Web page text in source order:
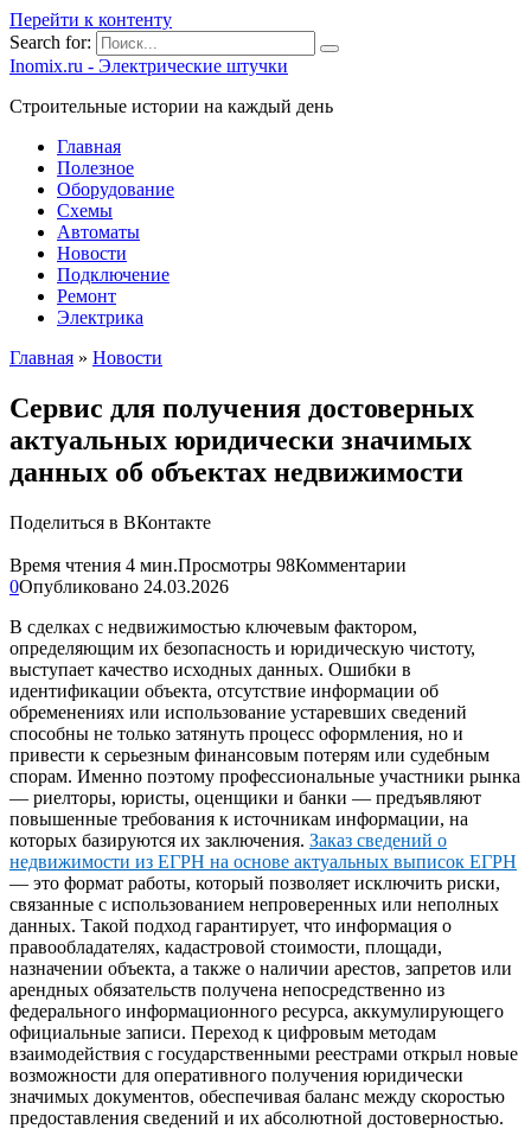
Перейти к контенту
Search for:
Inomix.ru - Электрические штучки
Cтроительные истории на каждый день
Главная
Полезное
Оборудование
Схемы
Автоматы
Новости
Подключение
Ремонт
Электрика
Главная » Новости
Сервис для получения достоверных
актуальных юридически значимых
данных об объектах недвижимости
Поделиться в ВКонтакте
Время чтения 4 мин.Просмотры 98Комментарии
0Опубликовано 24.03.2026
В сделках с недвижимостью ключевым фактором,
определяющим их безопасность и юридическую чистоту,
выступает качество исходных данных. Ошибки в
идентификации объекта, отсутствие информации об
обременениях или использование устаревших сведений
способны не только затянуть процесс оформления, но и
привести к серьезным финансовым потерям или судебным
спорам. Именно поэтому профессиональные участники рынка
— риелторы, юристы, оценщики и банки — предъявляют
повышенные требования к источникам информации, на
которых базируются их заключения. Заказ сведений о
недвижимости из ЕГРН на основе актуальных выписок ЕГРН
— это формат работы, который позволяет исключить риски,
связанные с использованием непроверенных или неполных
данных. Такой подход гарантирует, что информация о
правообладателях, кадастровой стоимости, площади,
назначении объекта, а также о наличии арестов, запретов или
арендных обязательств получена непосредственно из
федерального информационного ресурса, аккумулирующего
официальные записи. Переход к цифровым методам
взаимодействия с государственными реестрами открыл новые
возможности для оперативного получения юридически
значимых документов, обеспечивая баланс между скоростью
предоставления сведений и их абсолютной достоверностью.